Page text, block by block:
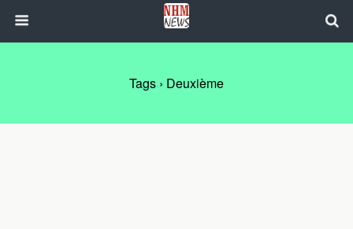
Tags › Deuxième